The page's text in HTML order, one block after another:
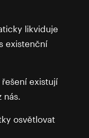
likviduje
existenční
řešení existují
nás.
osvětlovat